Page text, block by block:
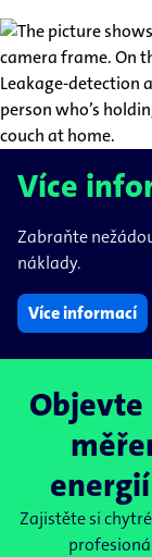
Více
Zabraňte
náklady.
Více informací
Zajistěte si